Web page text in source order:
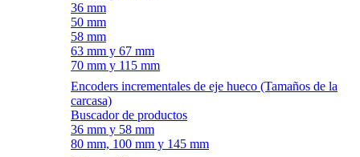
36 mm
50 mm
58 mm
63 mm y 67 mm
70 mm y 115 mm
Encoders incrementales de eje hueco (Tamaños de la
carcasa)
Buscador de productos
36 mm y 58 mm
80 mm, 100 mm y 145 mm